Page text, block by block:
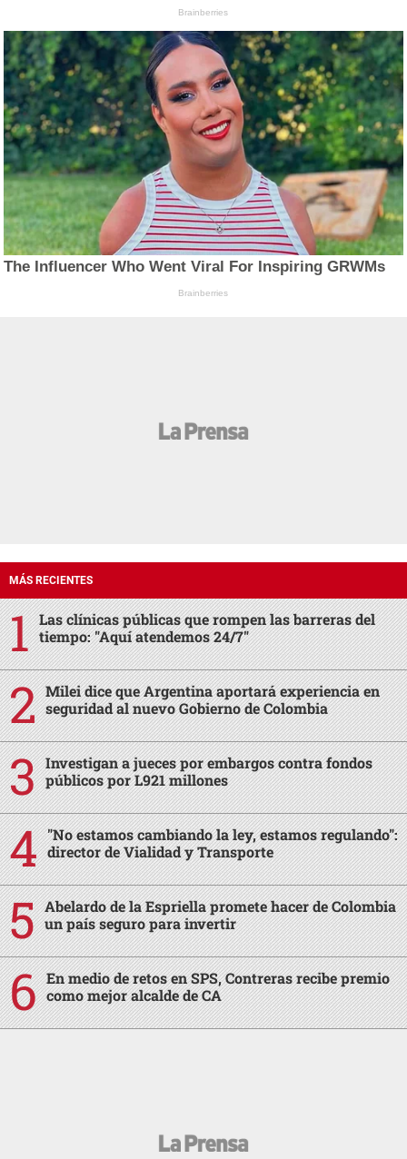
Brainberries
The Influencer Who Went Viral For Inspiring GRWMs
Brainberries
MÁS RECIENTES
Las clínicas públicas que rompen las barreras del
tiempo: "Aquí atendemos 24/7"
Milei dice que Argentina aportará experiencia en
seguridad al nuevo Gobierno de Colombia
Investigan a jueces por embargos contra fondos
públicos por L921 millones
"No estamos cambiando la ley, estamos regulando":
director de Vialidad y Transporte
Abelardo de la Espriella promete hacer de Colombia
un país seguro para invertir
En medio de retos en SPS, Contreras recibe premio
como mejor alcalde de CA